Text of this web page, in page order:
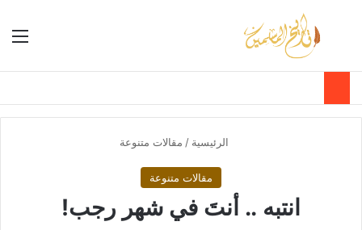
الوضع بحث عن
الرئيسية / مقالات متنوعة
مقالات متنوعة
انتبه .. أنتَ في شهر رجب!